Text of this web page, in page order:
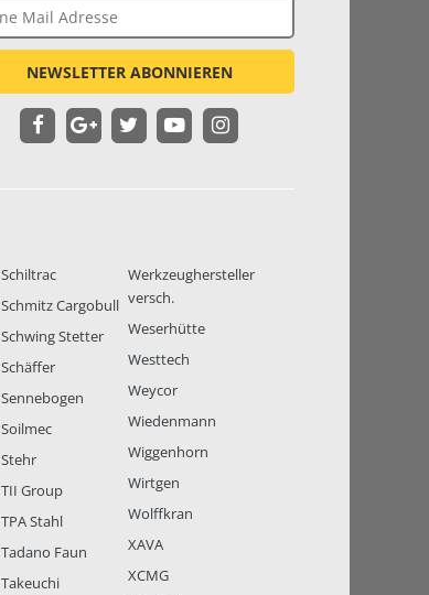
NEWSLETTER ABONNIEREN
Schiltrac
Schmitz Cargobull
Schwing Stetter
Schäffer
Sennebogen
Soilmec
Stehr
TII Group
TPA Stahl
Tadano Faun
Takeuchi
Werkzeughersteller
versch.
Weserhütte
Westtech
Weycor
Wiedenmann
Wiggenhorn
Wirtgen
Wolffkran
XAVA
XCMG